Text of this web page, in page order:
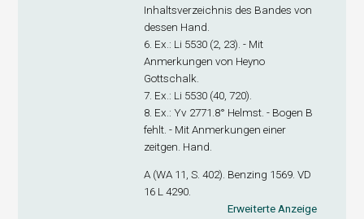
Inhaltsverzeichnis des Bandes von
dessen Hand.
6. Ex. : Li 5530 (2, 23). - Mit
Anmerkungen von Heyno
Gottschalk.
7. Ex. : Li 5530 (40, 720).
8. Ex. : Yv 2771.8° Helmst. - Bogen B
fehlt. - Mit Anmerkungen einer
zeitgen. Hand.
A (WA 11, S. 402). Benzing 1569. VD
16 L 4290.
Erweiterte Anzeige